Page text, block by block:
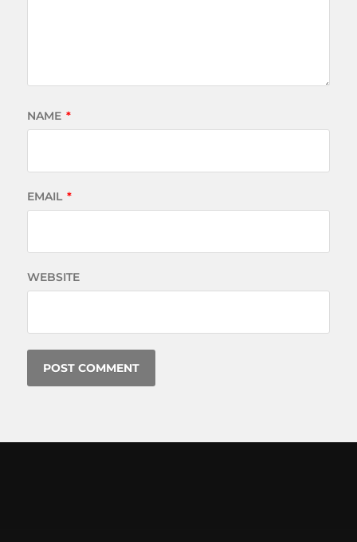
NAME *
EMAIL *
WEBSITE